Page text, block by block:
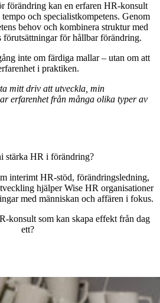
förändring kan en erfaren HR-konsult
och specialistkompetens. Genom
behov och kombinera struktur med
förutsättningar för hållbar förändring.
inte om färdiga mallar – utan om att
i praktiken.
mitt driv att utveckla, min
erfarenhet från många olika typer av
stärka HR i förändring?
interimt HR-stöd, förändringsledning,
hjälper Wise HR organisationer
med människan och affären i fokus.
konsult som kan skapa effekt från dag
ett?